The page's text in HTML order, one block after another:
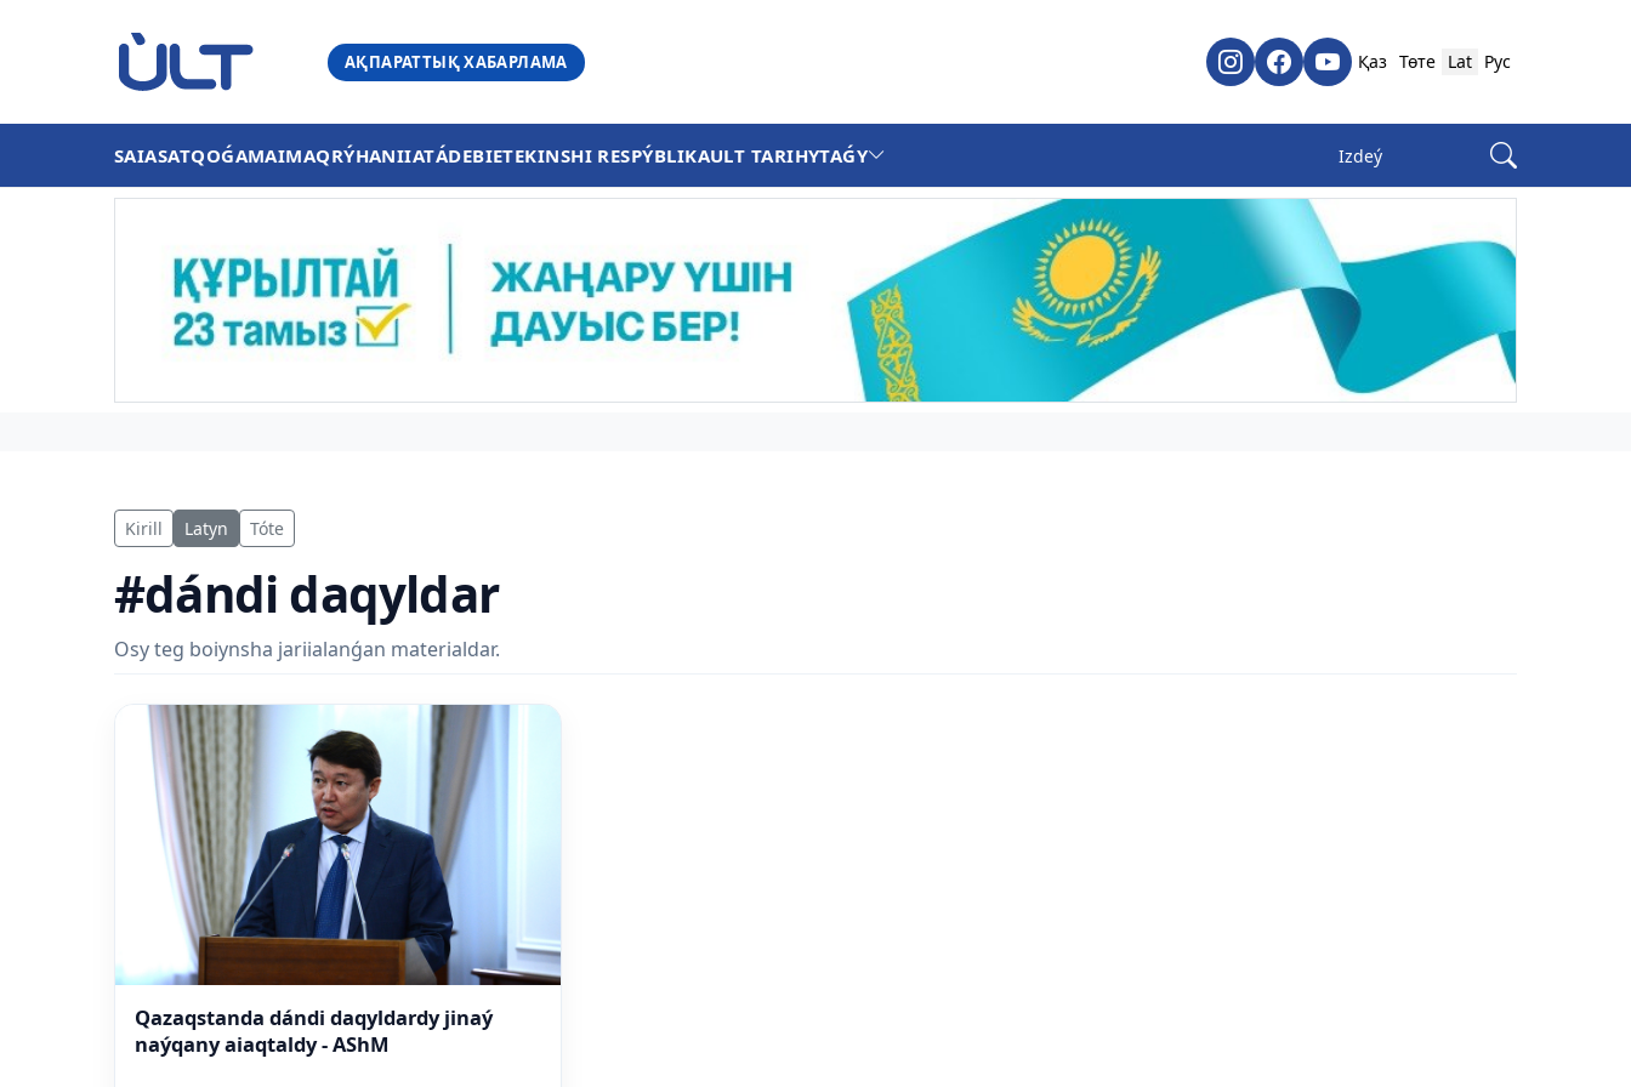
АҚПАРАТТЫҚ ХАБАРЛАМА Қаз Төте Lat Рус
SAIASATQOǴAMAIMAQRÝHANIIATÁDEBIETEKINSHI RESPÝBLIKAULT TARIHYTAǴY
Kirill Latyn Tóte
#dándi daqyldar
Osy teg boiynsha jariialanǵan materialdar.
Qazaqstanda dándi daqyldardy jinaý
naýqany aiaqtaldy - AShM